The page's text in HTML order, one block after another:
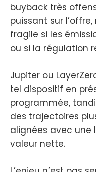
buyback très
puissant sur
fragile si les
ou si la régulation
Jupiter ou
tel dispositif en
programmée,
des trajectoires
alignées avec une
valeur nette.